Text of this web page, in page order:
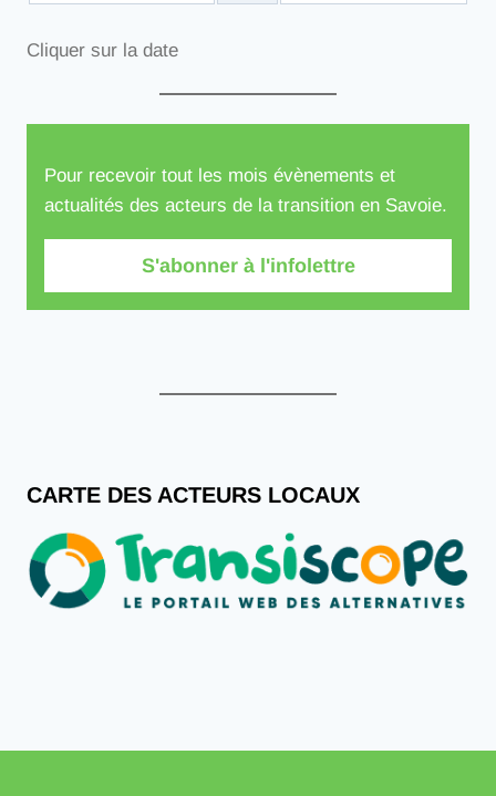
Cliquer sur la date
Pour recevoir tout les mois évènements et
actualités des acteurs de la transition en Savoie.
S'abonner à l'infolettre
CARTE DES ACTEURS LOCAUX